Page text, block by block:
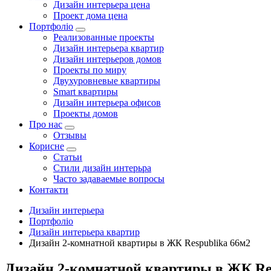
Дизайн интерьера цена
Проект дома цена
Портфоліо
Реализованные проекты
Дизайн интерьера квартир
Дизайн интерьеров домов
Проекты по миру
Двухуровневые квартиры
Smart квартиры
Дизайн интерьера офисов
Проекты домов
Про нас
Отзывы
Корисне
Статьи
Cтили дизайн интерьра
Часто задаваемые вопросы
Контакти
Дизайн интерьера
Портфоліо
Дизайн интерьера квартир
Дизайн 2-комнатной квартиры в ЖК Respublika 66м2